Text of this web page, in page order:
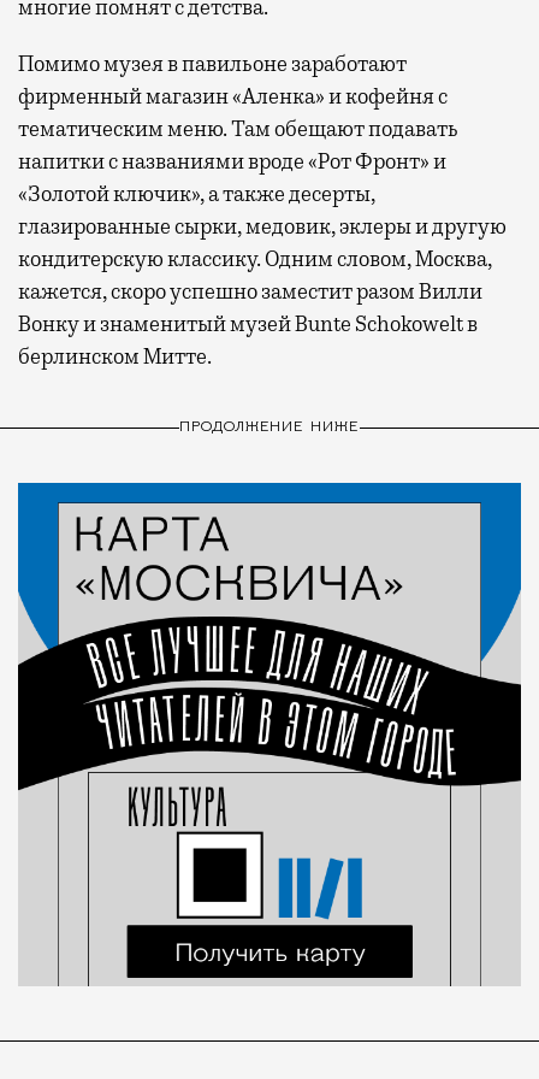
многие помнят с детства.
Помимо музея в павильоне заработают
фирменный магазин «Аленка» и кофейня с
тематическим меню. Там обещают подавать
напитки с названиями вроде «Рот Фронт» и
«Золотой ключик», а также десерты,
глазированные сырки, медовик, эклеры и другую
кондитерскую классику. Одним словом, Москва,
кажется, скоро успешно заместит разом Вилли
Вонку и знаменитый музей Bunte Schokowelt в
берлинском Митте.
ПРОДОЛЖЕНИЕ НИЖЕ